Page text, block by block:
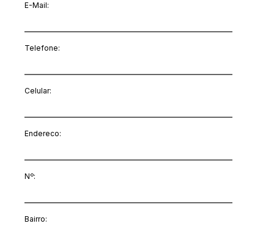
E-Mail:
Telefone:
Celular:
Endereco:
Nº:
Bairro: